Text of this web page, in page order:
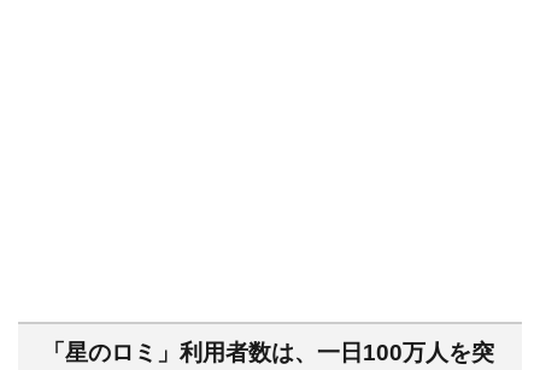
「星のロミ」利用者数は、一日100万人を突